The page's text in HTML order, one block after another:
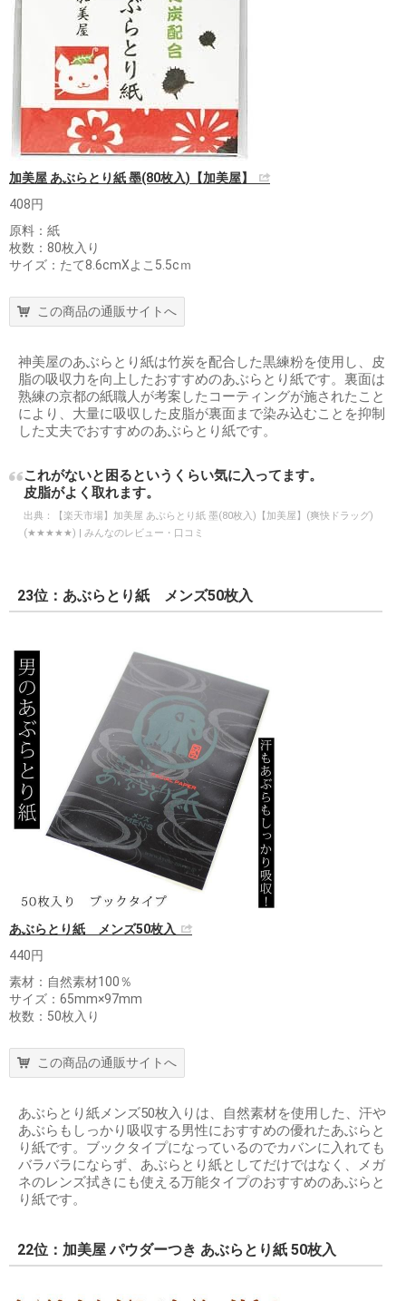
加美屋 あぶらとり紙 墨(80枚入)【加美屋】
408円
原料：紙
枚数：80枚入り
サイズ：たて8.6cmXよこ5.5cｍ
この商品の通販サイトへ
神美屋のあぶらとり紙は竹炭を配合した黒練粉を使用し、皮
脂の吸収力を向上したおすすめのあぶらとり紙です。裏面は
熟練の京都の紙職人が考案したコーティングが施されたこと
により、大量に吸収した皮脂が裏面まで染み込むことを抑制
した丈夫でおすすめのあぶらとり紙です。
これがないと困るというくらい気に入ってます。
皮脂がよく取れます。
出典：
【楽天市場】加美屋 あぶらとり紙 墨(80枚入)【加美屋】(爽快ドラッグ)
(★★★★★) | みんなのレビュー・口コミ
23位：あぶらとり紙 メンズ50枚入
あぶらとり紙 メンズ50枚入
440円
素材：自然素材100％
サイズ：65mm×97mm
枚数：50枚入り
この商品の通販サイトへ
あぶらとり紙メンズ50枚入りは、自然素材を使用した、汗や
あぶらもしっかり吸収する男性におすすめの優れたあぶらと
り紙です。ブックタイプになっているのでカバンに入れても
バラバラにならず、あぶらとり紙としてだけではなく、メガ
ネのレンズ拭きにも使える万能タイプのおすすめのあぶらと
り紙です。
22位：加美屋 パウダーつき あぶらとり紙 50枚入